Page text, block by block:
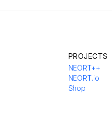
PROJECTS
NEORT++
NEORT.io
Shop